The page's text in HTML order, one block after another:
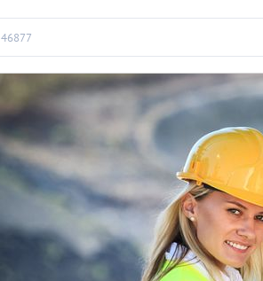
Все страны
Великобритания
Венгрия
Германия
Греция
46877